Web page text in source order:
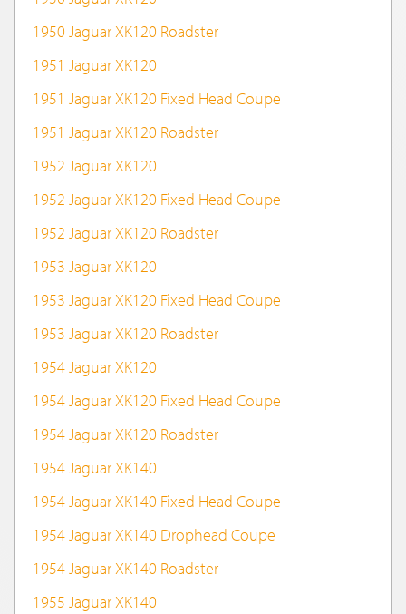
1950 Jaguar XK120 Roadster
1951 Jaguar XK120
1951 Jaguar XK120 Fixed Head Coupe
1951 Jaguar XK120 Roadster
1952 Jaguar XK120
1952 Jaguar XK120 Fixed Head Coupe
1952 Jaguar XK120 Roadster
1953 Jaguar XK120
1953 Jaguar XK120 Fixed Head Coupe
1953 Jaguar XK120 Roadster
1954 Jaguar XK120
1954 Jaguar XK120 Fixed Head Coupe
1954 Jaguar XK120 Roadster
1954 Jaguar XK140
1954 Jaguar XK140 Fixed Head Coupe
1954 Jaguar XK140 Drophead Coupe
1954 Jaguar XK140 Roadster
1955 Jaguar XK140